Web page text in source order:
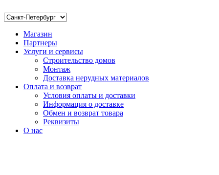
Магазин
Партнеры
Услуги и сервисы
Строительство домов
Монтаж
Доставка нерудных материалов
Оплата и возврат
Условия оплаты и доставки
Информация о доставке
Обмен и возврат товара
Реквизиты
О нас